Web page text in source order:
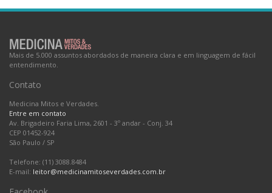
Hipoglicemia
Mais de 5.000 assuntos abordados de maneira clara e em linguagem de fácil
entendimento.
Contato
Medicina Mitos e Verdades.
Entre em contato
Av. Brigadeiro Faria Lima, 2601 - 3º andar - Conj. 34
CEP 01452-924
São Paulo / SP
Telefone: (11) 3088.8484
E-mail: leitor@medicinamitoseverdades.com.br